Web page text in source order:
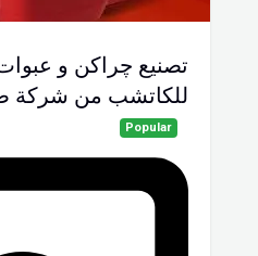
تصنيع چراكن و
للكاتشب من شركة
Popular